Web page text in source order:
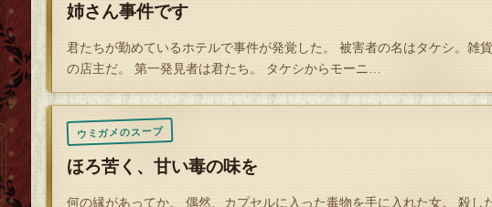
ＦＡ条件１：「キースープ」を全て用いた、問題文にふさわしい解説にま
上げること
ＦＡ条件２：この問題が「どこかで監禁されている少女」が出題している
が付き、適切な脱出方法を指示すること
ＦＡ条件３：この問題が「どこかで監禁されている少女」が出題している
が付き、警察へ「まとメモ帳」に書かれている住所に少女が監禁されてい
姉さん事件です
君たちが勤めているホテルで事件が発覚した。 被害者の名はタケシ。雑
の店主だ。 第一発見者は君たち。 タケシからモーニ…
ウミガメのスープ
ほろ苦く、甘い毒の味を
何の縁があってか。 偶然、カプセルに入った毒物を手に入れた女。 殺し